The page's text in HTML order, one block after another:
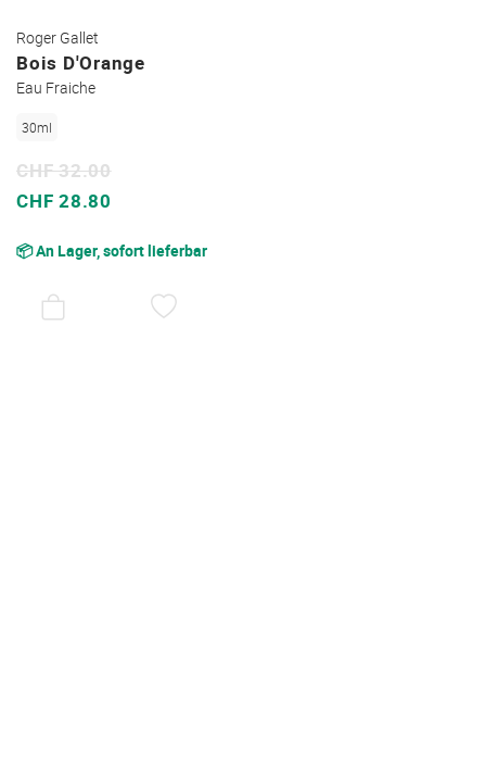
Roger Gallet
Bois D'Orange
Eau Fraiche
30ml
Sonderpreis
CHF 28.80
CHF 32.00
📦 An Lager, sofort lieferbar